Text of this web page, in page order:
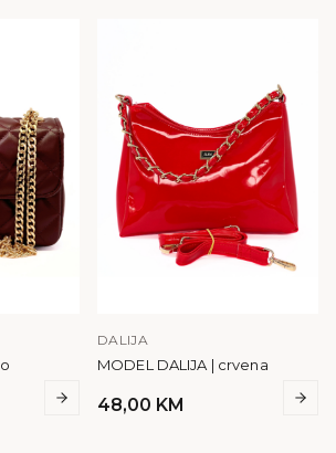
DALIJA
MODEL DALIJA | crvena
48,00 KM